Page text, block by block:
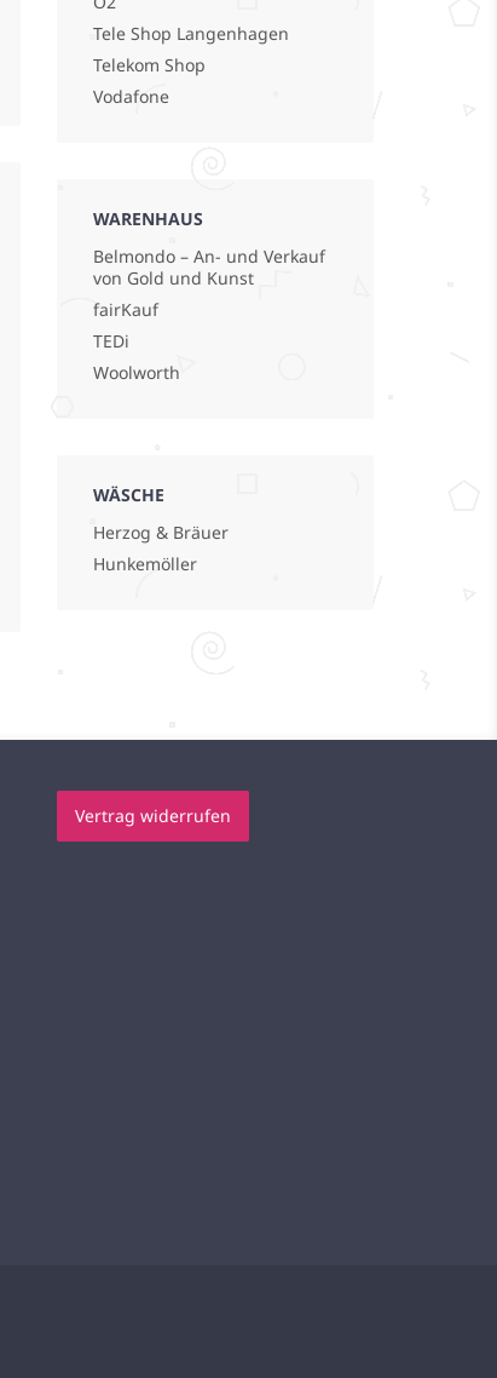
Tele Shop Langenhagen
Telekom Shop
Vodafone
WARENHAUS
Belmondo – An- und Verkauf
von Gold und Kunst
fairKauf
TEDi
Woolworth
WÄSCHE
Herzog & Bräuer
Hunkemöller
Vertrag widerrufen